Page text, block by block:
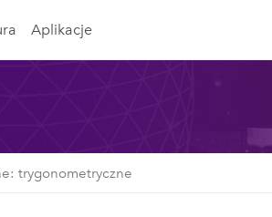
Aplikacje
trygonometryczne